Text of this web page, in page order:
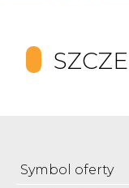
Symbol oferty